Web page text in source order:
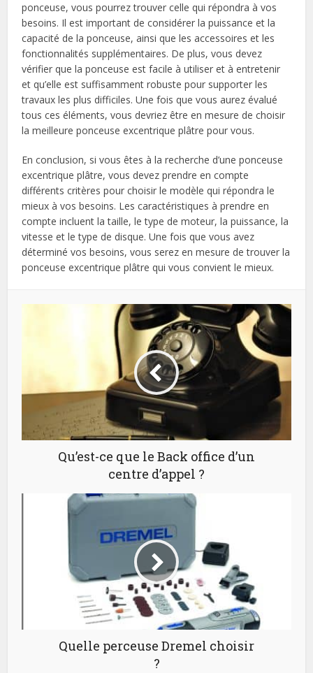
ponceuse, vous pourrez trouver celle qui répondra à vos
besoins. Il est important de considérer la puissance et la
capacité de la ponceuse, ainsi que les accessoires et les
fonctionnalités supplémentaires. De plus, vous devez
vérifier que la ponceuse est facile à utiliser et à entretenir
et qu’elle est suffisamment robuste pour supporter les
travaux les plus difficiles. Une fois que vous aurez évalué
tous ces éléments, vous devriez être en mesure de choisir
la meilleure ponceuse excentrique plâtre pour vous.
En conclusion, si vous êtes à la recherche d’une ponceuse
excentrique plâtre, vous devez prendre en compte
différents critères pour choisir le modèle qui répondra le
mieux à vos besoins. Les caractéristiques à prendre en
compte incluent la taille, le type de moteur, la puissance, la
vitesse et le type de disque. Une fois que vous avez
déterminé vos besoins, vous serez en mesure de trouver la
ponceuse excentrique plâtre qui vous convient le mieux.
Qu’est-ce que le Back office d’un
centre d’appel ?
Quelle perceuse Dremel choisir
?